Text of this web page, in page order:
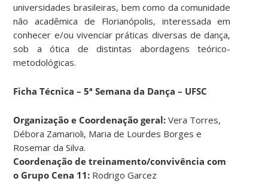
universidades brasileiras, bem como da comunidade
não acadêmica de Florianópolis, interessada em
conhecer e/ou vivenciar práticas diversas de dança,
sob a ótica de distintas abordagens teórico-
metodológicas.
Ficha Técnica – 5ª Semana da Dança – UFSC
Organização e Coordenação geral: Vera Torres,
Débora Zamarioli, Maria de Lourdes Borges e
Rosemar da Silva.
Coordenação de treinamento/convivência com
o Grupo Cena 11: Rodrigo Garcez